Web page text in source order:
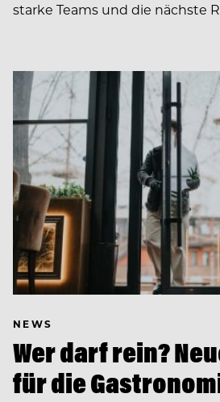
starke Teams und die nächste
NEWS
Wer darf rein?
für die